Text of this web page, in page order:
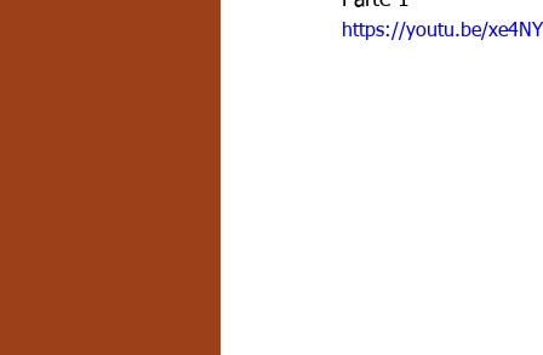
https://youtu.be/